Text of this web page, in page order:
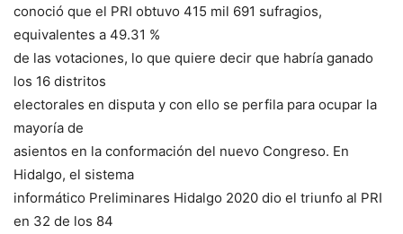
conoció que el PRI obtuvo 415 mil 691 sufragios,
equivalentes a 49.31 %
de las votaciones, lo que quiere decir que habría ganado
los 16 distritos
electorales en disputa y con ello se perfila para ocupar la
mayoría de
asientos en la conformación del nuevo Congreso. En
Hidalgo, el sistema
informático Preliminares Hidalgo 2020 dio el triunfo al PRI
en 32 de los 84